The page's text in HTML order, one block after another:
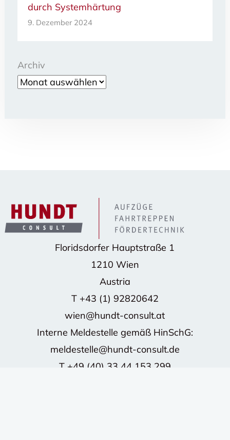
durch Systemhärtung
9. Dezember 2024
Archiv
Floridsdorfer Hauptstraße 1
1210 Wien
Austria
T +43 (1) 92820642
wien@hundt-consult.at
Interne Meldestelle gemäß HinSchG:
meldestelle@hundt-consult.de
T +49 (40) 33 44 153 299